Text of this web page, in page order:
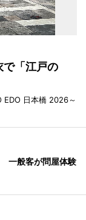
「江戸の
EDO 日本橋 2026～
一般客が問屋体験